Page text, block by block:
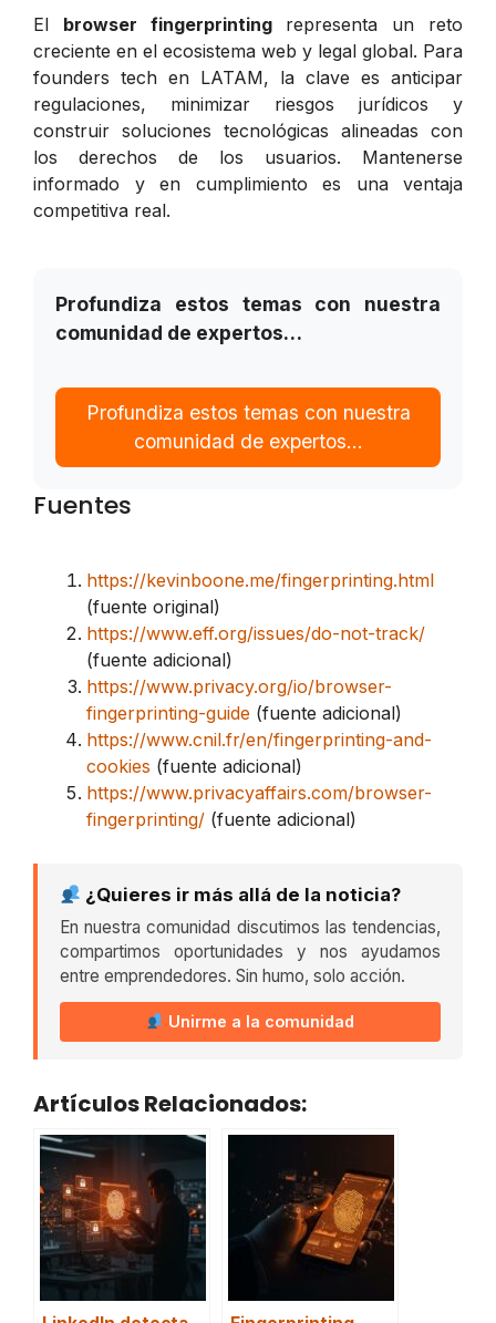
El browser fingerprintingrepresenta un reto
creciente en el ecosistema web y legal global. Para
founders tech en LATAM, la clave es anticipar
regulaciones, minimizar riesgos jurídicos y
construir soluciones tecnológicas alineadas con
los derechos de los usuarios. Mantenerse
informado y en cumplimiento es una ventaja
competitiva real.
Profundiza estos temas con nuestra
comunidad de expertos…
Profundiza estos temas con nuestra
comunidad de expertos…
Fuentes
https://kevinboone.me/fingerprinting.html
(fuente original)
https://www.eff.org/issues/do-not-track/
(fuente adicional)
https://www.privacy.org/io/browser-
fingerprinting-guide (fuente adicional)
https://www.cnil.fr/en/fingerprinting-and-
cookies (fuente adicional)
https://www.privacyaffairs.com/browser-
fingerprinting/ (fuente adicional)
¿Quieres ir más allá de la noticia?
En nuestra comunidad discutimos las tendencias,
compartimos oportunidades y nos ayudamos
entre emprendedores. Sin humo, solo acción.
Unirme a la comunidad
Artículos Relacionados: